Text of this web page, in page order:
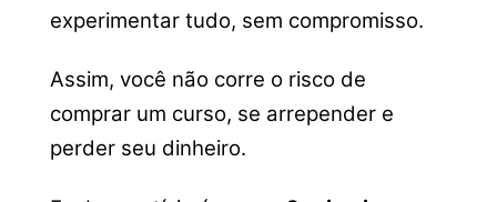
experimentar tudo, sem compromisso.
Assim, você não corre o risco de
comprar um curso, se arrepender e
perder seu dinheiro.